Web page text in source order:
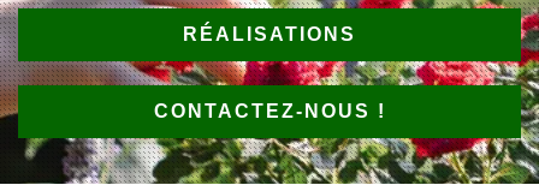
RÉALISATIONS
CONTACTEZ-NOUS !